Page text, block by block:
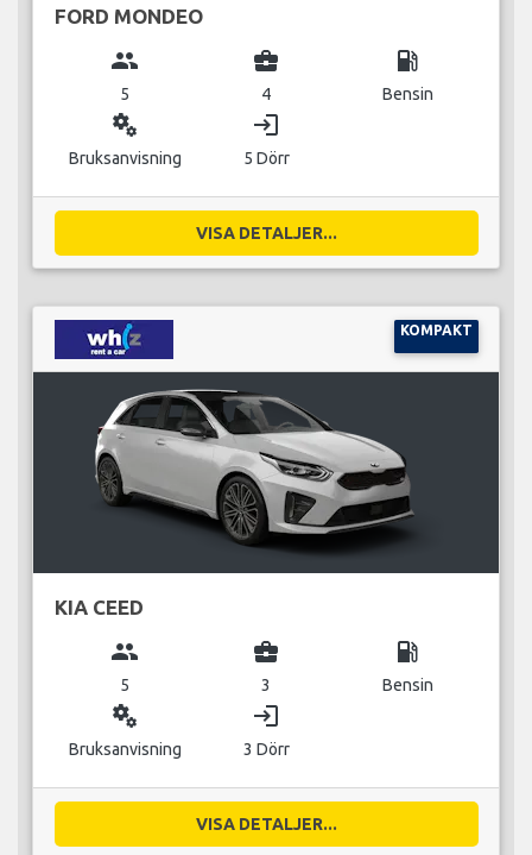
FORD MONDEO
group
5
business_center
4
local_gas_station
Bensin
miscellaneous_services
Bruksanvisning
login
5 Dörr
VISA DETALJER...
KOMPAKT
KIA CEED
group
5
business_center
3
local_gas_station
Bensin
miscellaneous_services
Bruksanvisning
login
3 Dörr
VISA DETALJER...